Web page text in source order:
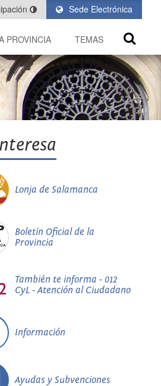
Sede Electrónica
PROVINCIA TEMAS
Lonja de Salamanca
Boletín Oficial de la
Provincia
También te informa - 012
CyL - Atención al Ciudadano
Información
Ayudas y Subvenciones